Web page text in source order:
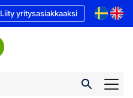
Liity yritysasiakkaaksi